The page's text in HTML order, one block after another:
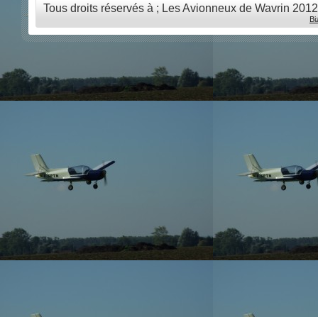
Tous droits réservés à ; Les Avionneux de Wavrin